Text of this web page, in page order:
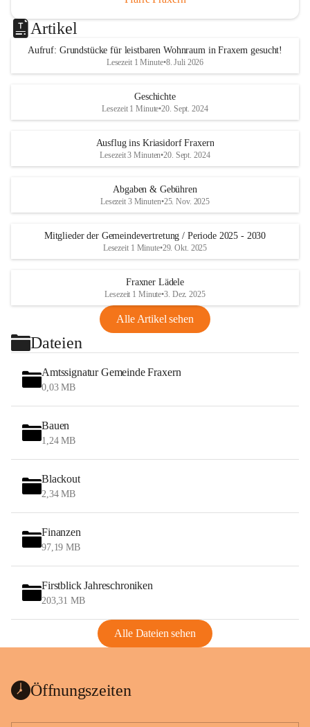
Artikel
Aufruf: Grundstücke für leistbaren Wohnraum in Fraxern gesucht!
Lesezeit 1 Minute•8. Juli 2026
Geschichte
Lesezeit 1 Minute•20. Sept. 2024
Ausflug ins Kriasidorf Fraxern
Lesezeit 3 Minuten•20. Sept. 2024
Abgaben & Gebühren
Lesezeit 3 Minuten•25. Nov. 2025
Mitglieder der Gemeindevertretung / Periode 2025 - 2030
Lesezeit 1 Minute•29. Okt. 2025
Fraxner Lädele
Lesezeit 1 Minute•3. Dez. 2025
Alle Artikel sehen
Dateien
Amtssignatur Gemeinde Fraxern
0,03 MB
Bauen
1,24 MB
Blackout
2,34 MB
Finanzen
97,19 MB
Firstblick Jahreschroniken
203,31 MB
Alle Dateien sehen
Öffnungszeiten